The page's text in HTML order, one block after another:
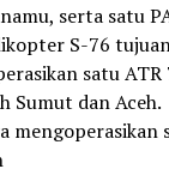
serta satu
S-76
satu
Sumut dan Aceh.